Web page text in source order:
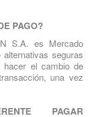
PAGO?
S.A. es Mercado
seguras
hacer el cambio de
una vez
PAGAR